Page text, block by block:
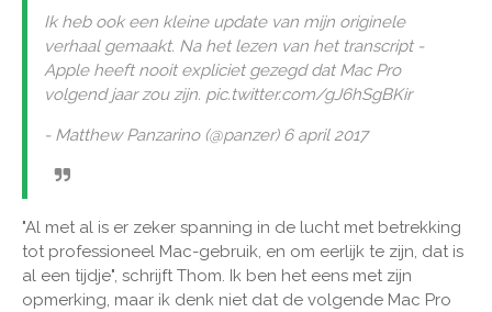
Ik heb ook een kleine update van mijn originele
verhaal gemaakt. Na het lezen van het transcript -
Apple heeft nooit expliciet gezegd dat Mac Pro
volgend jaar zou zijn. pic.twitter.com/gJ6hSgBKir
- Matthew Panzarino (@panzer) 6 april 2017
"Al met al is er zeker spanning in de lucht met betrekking
tot professioneel Mac-gebruik, en om eerlijk te zijn, dat is
al een tijdje", schrijft Thom. Ik ben het eens met zijn
opmerking, maar ik denk niet dat de volgende Mac Pro